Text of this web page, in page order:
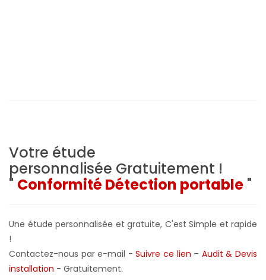
Votre étude
personnalisée Gratuitement !
" Conformité Détection portable "
Une étude personnalisée et gratuite, C'est Simple et rapide
!
Contactez-nous par e-mail -Suivre ce lien – Audit & Devis
installation - Gratuitement.